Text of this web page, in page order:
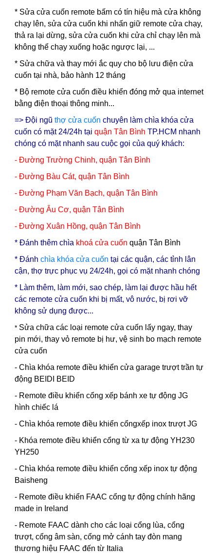
* Sửa cửa cuốn remote bấm có tín hiệu mà cửa không
chạy lên, sửa cửa cuốn khi nhấn giữ remote cửa chạy,
thả ra lại dừng, sửa cửa cuốn khi cửa chỉ chạy lên mà
không thể chạy xuống hoặc ngược lại, ...
* Sửa chữa và thay mới ắc quy cho bộ lưu điện cửa
cuốn tại nhà, bảo hành 12 tháng
* Bộ remote cửa cuốn điều khiển đóng mở qua internet
bằng điện thoại thông minh...
=> Đội ngũ thợ cửa cuốn chuyên làm chìa khóa cửa
cuốn có mặt 24/24h tại quận Tân Bình TP.HCM nhanh
chóng có mặt nhanh sau cuộc gọi của quý khách:
- Đường Trường Chinh, quận Tân Bình
- Đường Bàu Cát, quận Tân Bình
- Đường Phạm Văn Bạch, quận Tân Bình
- Đường Âu Cơ, quận Tân Bình
- Đường Xuân Hồng, quận Tân Bình
* Đánh thêm chìa khoá cửa cuốn quận Tân Bình
* Đánh chìa khóa cửa cuốn tại các quận, các tỉnh lân
cận, thợ trực phục vụ 24/24h, gọi có mặt nhanh chóng
* Làm thêm, làm mới, sao chép, làm lại được hầu hết
các remote cửa cuốn khi bị mất, vô nước, bị rơi vỡ
không sử dụng được...
* Sửa chữa các loại remote cửa cuốn lấy ngay, thay
pin mới, thay vỏ remote bị hư, vệ sinh bo mạch remote
cửa cuốn
- Chìa khóa remote điều khiển cửa garage trượt trần tự
động BEIDI BEID
- Remote điều khiển cổng xếp bánh xe tự động JG
hình chiếc lá
- Chìa khóa remote điều khiển cổngxếp inox trượt JG
- Khóa remote điều khiển cổng từ xa tự động YH230
YH250
- Chìa khóa remote điều khiển cổng xếp inox tự động
Baisheng
- Remote điều khiển FAAC cổng tự động chính hãng
made in Ireland
- Remote FAAC dành cho các loại cổng lùa, cổng
trượt, cổng âm sàn, cổng mở cánh tay đòn mang
thương hiệu FAAC đến từ Italia